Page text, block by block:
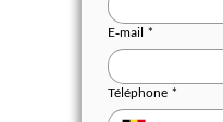
E‑mail *
Téléphone *